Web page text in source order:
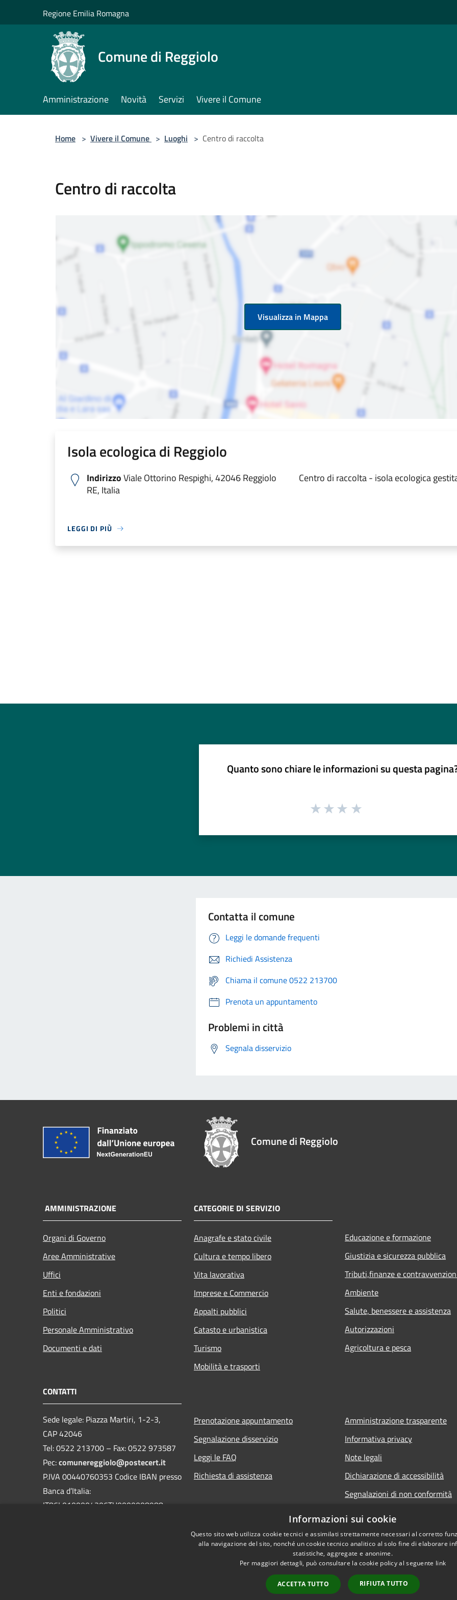
Regione Emilia Romagna
Comune di Reggiolo
Amministrazione Novità Servizi Vivere il Comune
Home > Vivere il Comune > Luoghi > Centro di raccolta
Centro di raccolta
Visualizza in Mappa
Isola ecologica di Reggiolo
IndirizzoViale Ottorino Respighi, 42046 Reggiolo
RE, Italia
Centro di raccolta - isola ecologica
LEGGI DI PIÙ
Quanto sono chiare le informazioni su questa
Contatta il comune
Leggi le domande frequenti
Richiedi Assistenza
Chiama il comune 0522 213700
Prenota un appuntamento
Problemi in città
Segnala disservizio
Comune di Reggiolo
AMMINISTRAZIONE
Organi di Governo
Aree Amministrative
Uffici
Enti e fondazioni
Politici
Personale Amministrativo
Documenti e dati
CATEGORIE DI SERVIZIO
Anagrafe e stato civile
Cultura e tempo libero
Vita lavorativa
Imprese e Commercio
Appalti pubblici
Catasto e urbanistica
Turismo
Mobilità e trasporti
Educazione e formazione
Giustizia e sicurezza pubblica
Tributi,finanze e
Ambiente
Salute, benessere e assistenza
Autorizzazioni
Agricoltura e pesca
CONTATTI
Sede legale: Piazza Martiri, 1-2-3,
CAP 42046
Tel: 0522 213700 – Fax: 0522 973587
Pec:comunereggiolo@postecert.it
P.IVA 00440760353 Codice IBAN presso
Banca d’Italia:
IT86L0100004306TU0000008988
Prenotazione appuntamento
Segnalazione disservizio
Leggi le FAQ
Richiesta di assistenza
Amministrazione trasparente
Informativa privacy
Note legali
Dichiarazione di accessibilità
Segnalazioni di non conformità
Copyright © 2026 • Comune
Informazioni sui cookie
Questo sito web utilizza cookie tecnici e assimilati strettamente necessari al corretto
alla navigazione del sito, nonché un cookie tecnico analitico al solo fine di elaborare
statistiche, aggregate e anonime.
Per maggiori dettagli, può consultare la cookie policy al seguente link
ACCETTA TUTTO RIFIUTA TUTTO